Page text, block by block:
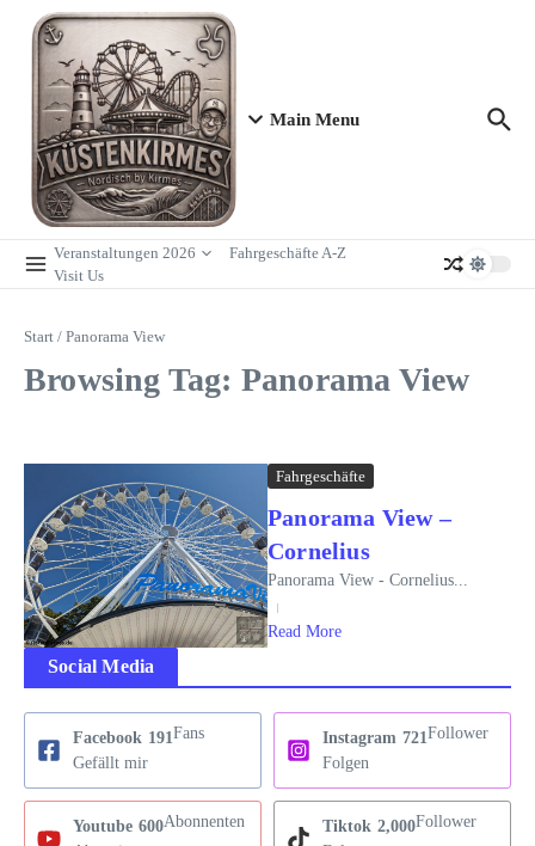
Zum Inhalt springen
Main Menu
Veranstaltungen 2026
Fahrgeschäfte A-Z
Visit Us
Start / Panorama View
Browsing Tag: Panorama View
Fahrgeschäfte
Panorama View –
Cornelius
Panorama View - Cornelius...
Read More
Social Media
Facebook 191Fans
Gefällt mir
Instagram 721Follower
Folgen
Youtube 600Abonnenten
Tiktok 2,000Follower